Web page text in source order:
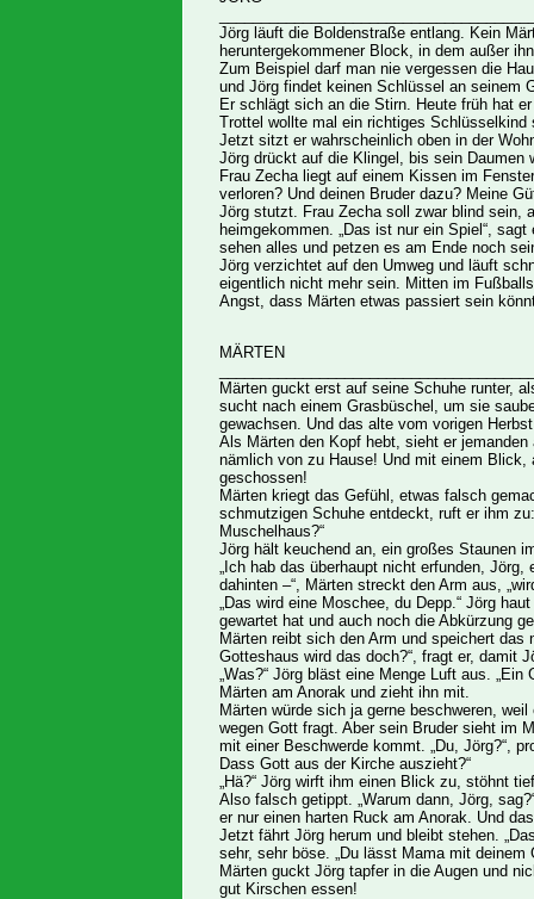
Jörg läuft die Boldenstraße entlang. Kein
heruntergekommener Block, in dem außer
Zum Beispiel darf man nie vergessen die
und Jörg findet keinen Schlüssel an seinem
Er schlägt sich an die Stirn. Heute früh hat
Trottel wollte mal ein richtiges
Jetzt sitzt er wahrscheinlich oben in der
Jörg drückt auf die Klingel, bis sein Daumen
Frau Zecha liegt auf einem Kissen im
verloren? Und deinen Bruder dazu? Meine
Jörg stutzt. Frau Zecha soll zwar blind sein,
heimgekommen. „Das ist nur ein Spiel“,
sehen alles und petzen es am Ende noch
Jörg verzichtet auf den Umweg und läuft
eigentlich nicht mehr sein. Mitten im
Angst, dass Märten etwas passiert sein
MÄRTEN
Märten guckt erst auf seine Schuhe runter,
sucht nach einem Grasbüschel, um sie
gewachsen. Und das alte vom vorigen
Als Märten den Kopf hebt, sieht er
nämlich von zu Hause! Und mit einem
geschossen!
Märten kriegt das Gefühl, etwas falsch
schmutzigen Schuhe entdeckt, ruft er ihm
Muschelhaus?“
Jörg hält keuchend an, ein großes Staunen
„Ich hab das überhaupt nicht erfunden,
dahinten –“, Märten streckt den Arm aus,
„Das wird eine Moschee, du Depp.“ Jörg
gewartet hat und auch noch die Abkürzung
Märten reibt sich den Arm und speichert
Gotteshaus wird das doch?“, fragt er, damit
„Was?“ Jörg bläst eine Menge Luft aus.
Märten am Anorak und zieht ihn mit.
Märten würde sich ja gerne beschweren,
wegen Gott fragt. Aber sein Bruder sieht im
mit einer Beschwerde kommt. „Du, Jörg?“,
Dass Gott aus der Kirche auszieht?“
„Hä?“ Jörg wirft ihm einen Blick zu, stöhnt
Also falsch getippt. „Warum dann, Jörg,
er nur einen harten Ruck am Anorak. Und
Jetzt fährt Jörg herum und bleibt stehen.
sehr, sehr böse. „Du lässt Mama mit
Märten guckt Jörg tapfer in die Augen und
gut Kirschen essen!